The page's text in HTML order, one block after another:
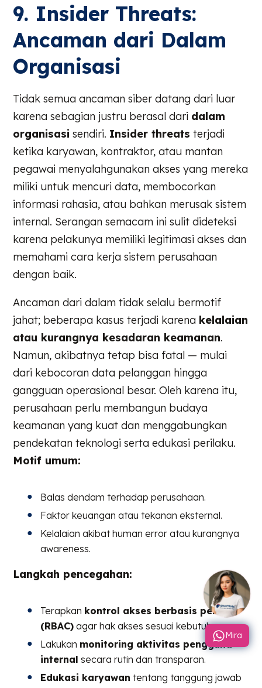
9. Insider Threats:
Ancaman dari Dalam
Organisasi
Tidak semua ancaman siber datang dari luar
karena sebagian justru berasal dari dalam
organisasi sendiri. Insider threats terjadi
ketika karyawan, kontraktor, atau mantan
pegawai menyalahgunakan akses yang mereka
miliki untuk mencuri data, membocorkan
informasi rahasia, atau bahkan merusak sistem
internal. Serangan semacam ini sulit dideteksi
karena pelakunya memiliki legitimasi akses dan
memahami cara kerja sistem perusahaan
dengan baik.
Ancaman dari dalam tidak selalu bermotif
jahat; beberapa kasus terjadi karena kelalaian
atau kurangnya kesadaran keamanan.
Namun, akibatnya tetap bisa fatal — mulai
dari kebocoran data pelanggan hingga
gangguan operasional besar. Oleh karena itu,
perusahaan perlu membangun budaya
keamanan yang kuat dan menggabungkan
pendekatan teknologi serta edukasi perilaku.
Motif umum:
Balas dendam terhadap perusahaan.
Faktor keuangan atau tekanan eksternal.
Kelalaian akibat human error atau kurangnya
awareness.
Langkah pencegahan:
Terapkan kontrol akses berbasis peran
(RBAC) agar hak akses sesuai kebutuhan.
Lakukan monitoring aktivitas pengguna
internal secara rutin dan transparan.
Edukasi karyawan tentang tanggung jawab
Mira